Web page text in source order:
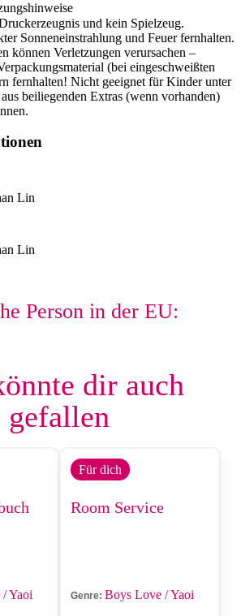
und kein Spielzeug.
Sonneneinstrahlung und Feuer fernhalten.
können Verletzungen verursachen –
(bei eingeschweißten
fernhalten! Nicht geeignet für Kinder unter
beiliegenden Extras (wenn vorhanden)
Lin
Lin
Person in der EU:
dir auch
gefallen
Yaoi
Für dich
Room Service
Genre: Boys Love / Yaoi